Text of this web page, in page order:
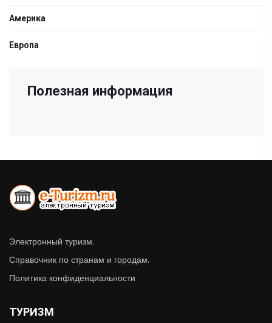
Америка
Европа
Полезная информация
Электронный туризм.
Справочник по странам и городам.
Политика конфиденциальности
ТУРИЗМ